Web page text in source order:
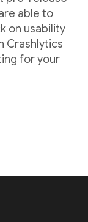
able to
on usability
Crashlytics
for your